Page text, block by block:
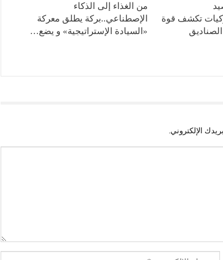
تكشف قوة
من الغذاء إلى الذكاء
الإصطناعي..بركة يطلق معركة
«السيادة الإستراتيجية» و يضع…
الإلكتروني.